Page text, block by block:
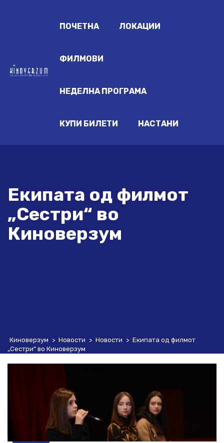
ПОЧЕТНА ЛОКАЦИИ
ФИЛМОВИ
НЕДЕЛНА ПРОГРАМА
КУПИ БИЛЕТИ НАСТАНИ
Екипата од филмот
„Сестри“ во
Киноверзум
Киноверзум > Новости > Новости > Екипата од филмот
„Сестри“ во Киноверзум